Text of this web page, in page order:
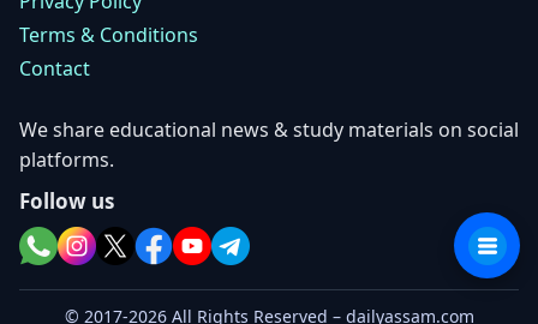
Terms & Conditions
Contact
We share educational news & study materials on social
platforms.
Follow us
© 2017-2026 All Rights Reserved – dailyassam.com